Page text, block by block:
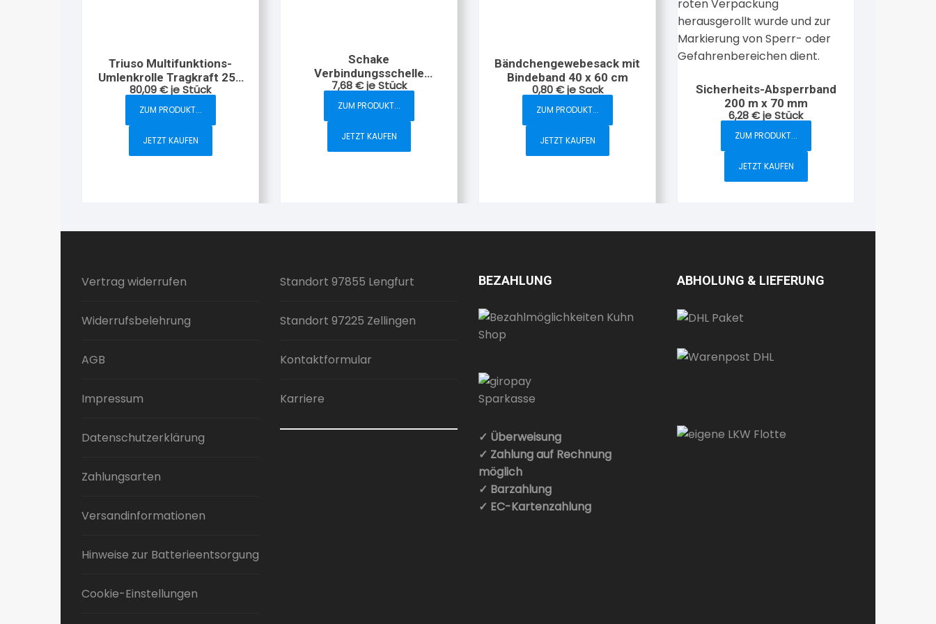
Triuso Multifunktions-
Umlenkrolle Tragkraft 250
kg
80,09€je Stück
ZUM PRODUKT...
JETZT KAUFEN
Schake
Verbindungsschelle
Bauzaun
7,68€ je Stück
ZUM PRODUKT...
JETZT KAUFEN
Bändchengewebesack mit
Bindeband 40 x 60 cm
0,80€ je Sack
ZUM PRODUKT...
JETZT KAUFEN
Sicherheits-Absperrband
200 m x 70 mm
6,28€je Stück
ZUM PRODUKT...
JETZT KAUFEN
Vertrag widerrufen
Widerrufsbelehrung
AGB
Impressum
Datenschutzerklärung
Zahlungsarten
Versandinformationen
Hinweise zur Batterieentsorgung
Cookie-Einstellungen
Standort 97855 Lengfurt
Standort 97225 Zellingen
Kontaktformular
Karriere
BEZAHLUNG
✓ Überweisung
✓ Zahlung auf Rechnung
möglich
✓ Barzahlung
✓ EC-Kartenzahlung
ABHOLUNG & LIEFERUNG